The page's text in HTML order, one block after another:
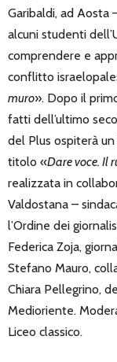
Garibaldi, ad Aosta
alcuni studenti
comprendere e
conflitto
muro». Dopo il
fatti dell’ultimo
del Plus ospiterà
titolo «Dare voce. Il
realizzata in
Valdostana –
l’Ordine dei
Federica Zoja,
Stefano Mauro,
Chiara Pellegrino,
Medioriente.
Liceo classico.